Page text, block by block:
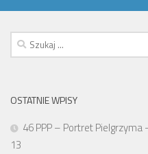
Szukaj:
OSTATNIE WPISY
46 PPP – Portret
13